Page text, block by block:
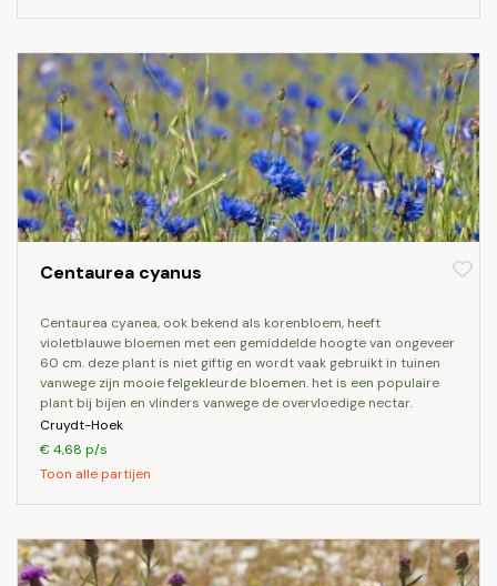
Centaurea cyanus
centaurea cyanea, ook bekend als korenbloem, heeft
violetblauwe bloemen met een gemiddelde hoogte van ongeveer
60 cm. deze plant is niet giftig en wordt vaak gebruikt in tuinen
vanwege zijn mooie felgekleurde bloemen. het is een populaire
plant bij bijen en vlinders vanwege de overvloedige nectar.
Cruydt-Hoek
€ 4,68 p/s
Toon alle partijen